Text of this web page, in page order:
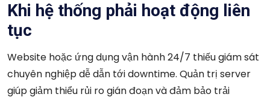
Khi hệ thống phải hoạt động liên
tục
Website hoặc ứng dụng vận hành 24/7 thiếu giám sát
chuyên nghiệp dễ dẫn tới downtime. Quản trị server
giúp giảm thiểu rủi ro gián đoạn và đảm bảo trải